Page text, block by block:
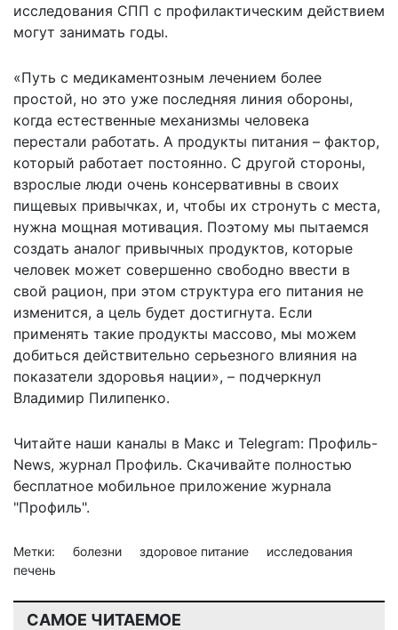
исследования СПП с профилактическим действием
могут занимать годы.
«Путь с медикаментозным лечением более
простой, но это уже последняя линия обороны,
когда естественные механизмы человека
перестали работать. А продукты питания – фактор,
который работает постоянно. С другой стороны,
взрослые люди очень консервативны в своих
пищевых привычках, и, чтобы их стронуть с места,
нужна мощная мотивация. Поэтому мы пытаемся
создать аналог привычных продуктов, которые
человек может совершенно свободно ввести в
свой рацион, при этом структура его питания не
изменится, а цель будет достигнута. Если
применять такие продукты массово, мы можем
добиться действительно серьезного влияния на
показатели здоровья нации», – подчеркнул
Владимир Пилипенко.
Читайте наши каналы в Макс и Telegram: Профиль-
News, журнал Профиль. Скачивайте полностью
бесплатное мобильное приложение журнала
"Профиль".
Метки: болезни здоровое питание
исследования
печень
САМОЕ ЧИТАЕМОЕ